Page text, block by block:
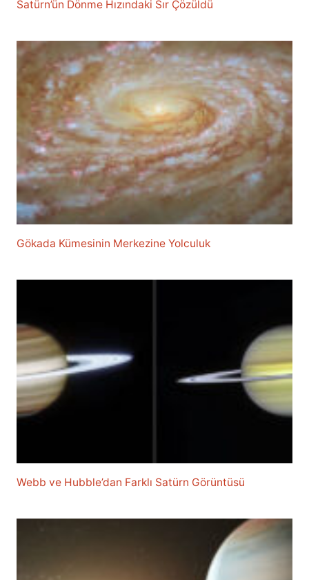
Satürn’ün Dönme Hızındaki Sır Çözüldü
Gökada Kümesinin Merkezine Yolculuk
Webb ve Hubble’dan Farklı Satürn Görüntüsü